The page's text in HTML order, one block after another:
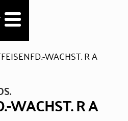
WACHST. R A
WACHST. R A